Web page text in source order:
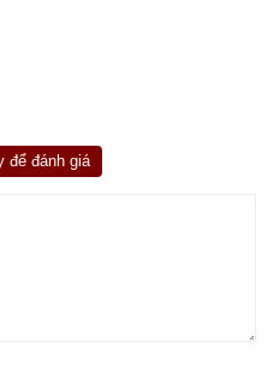
để đánh giá